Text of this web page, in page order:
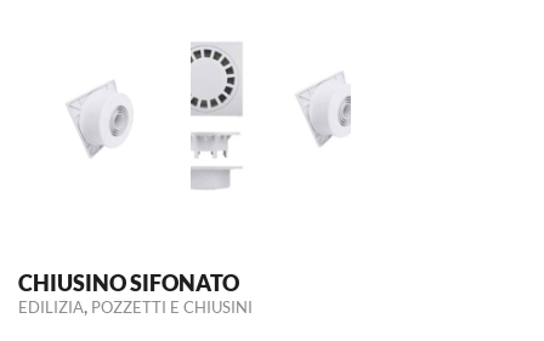
CHIUSINO SIFONATO
EDILIZIA, POZZETTI E CHIUSINI